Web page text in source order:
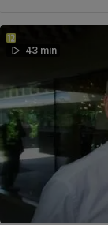
43 min